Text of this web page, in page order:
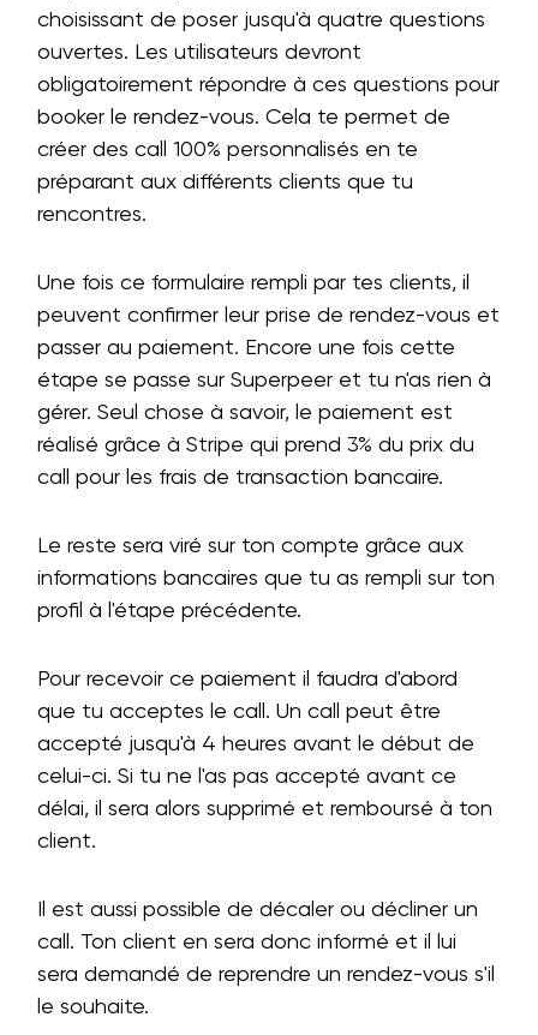
choisissant de poser jusqu'à quatre questions
ouvertes. Les utilisateurs devront
obligatoirement répondre à ces questions pour
booker le rendez-vous. Cela te permet de
créer des call 100% personnalisés en te
préparant aux différents clients que tu
rencontres.
Une fois ce formulaire rempli par tes clients, il
peuvent confirmer leur prise de rendez-vous et
passer au paiement. Encore une fois cette
étape se passe sur Superpeer et tu n'as rien à
gérer. Seul chose à savoir, le paiement est
réalisé grâce à Stripe qui prend 3% du prix du
call pour les frais de transaction bancaire.
Le reste sera viré sur ton compte grâce aux
informations bancaires que tu as rempli sur ton
profil à l'étape précédente.
Pour recevoir ce paiement il faudra d'abord
que tu acceptes le call. Un call peut être
accepté jusqu'à 4 heures avant le début de
celui-ci. Si tu ne l'as pas accepté avant ce
délai, il sera alors supprimé et remboursé à ton
client.
Il est aussi possible de décaler ou décliner un
call. Ton client en sera donc informé et il lui
sera demandé de reprendre un rendez-vous s'il
le souhaite.